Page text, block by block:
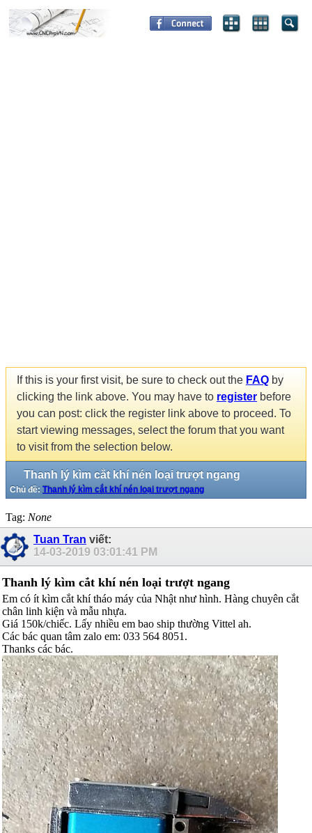
If this is your first visit, be sure to check out the FAQ by
clicking the link above. You may have to register before
you can post: click the register link above to proceed. To
start viewing messages, select the forum that you want
to visit from the selection below.
Thanh lý kìm cắt khí nén loại trượt ngang
Chủ đề: Thanh lý kìm cắt khí nén loại trượt ngang
Tag: None
Tuan Tran viết:
14-03-2019 03:01:41 PM
Thanh lý kìm cắt khí nén loại trượt ngang
Em có ít kìm cắt khí tháo máy của Nhật như hình. Hàng chuyên cắt
chân linh kiện và mẫu nhựa.
Giá 150k/chiếc. Lấy nhiều em bao ship thường Vittel ah.
Các bác quan tâm zalo em: 033 564 8051.
Thanks các bác.